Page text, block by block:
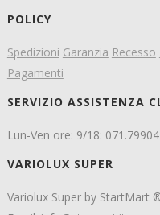
POLICY
Spedizioni Garanzia Recesso
Pagamenti
SERVIZIO ASSISTENZA
Lun-Ven ore: 9/18:
VARIOLUX SUPER
Variolux Super by StartMart